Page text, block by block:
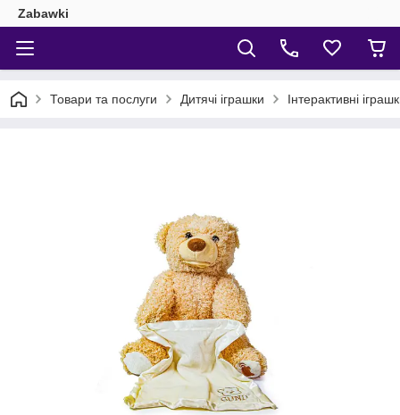
Zabawki
Товари та послуги Дитячі іграшки Інтерактивні